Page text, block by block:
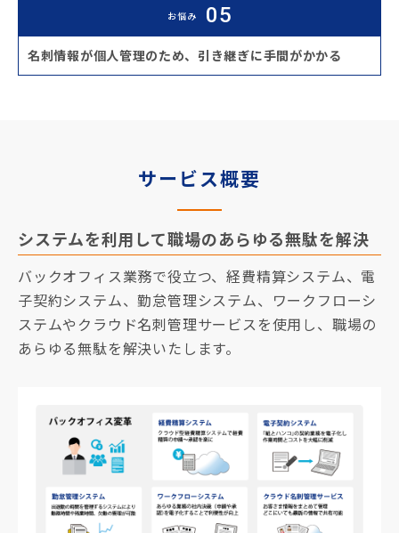
お悩み
名刺情報が個人管理のため、引き継ぎに手間がかかる
サービス概要
システムを利用して職場のあらゆる無駄を解決
バックオフィス業務で役立つ、経費精算システム、電
子契約システム、勤怠管理システム、ワークフローシ
ステムやクラウド名刺管理サービスを使用し、職場の
あらゆる無駄を解決いたします。